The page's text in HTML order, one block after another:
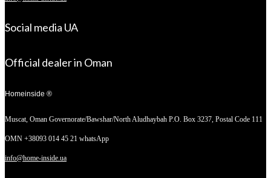
Social media UA
Official dealer in Oman
Homeinside ®
Muscat, Oman Governorate/Bawshar/North Aludhaybah P.O. Box 3237, Postal Code 111
OMN +38093 014 45 21 whatsApp
info@home-inside.ua